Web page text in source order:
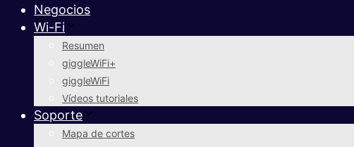
Negocios
Wi-Fi
Resumen
giggleWiFi+
giggleWiFi
Vídeos tutoriales
Soporte
Mapa de cortes